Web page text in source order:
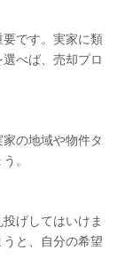
です。実家に類
べば、売却プロ
の地域や物件タ
。
げしてはいけま
と、自分の希望